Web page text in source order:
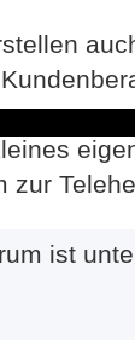
zur
ist